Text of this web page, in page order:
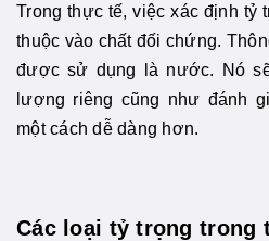
Trong thực tế, việc xác định tỷ
thuộc vào chất đối chứng.
được sử dụng là nước. Nó
lượng riêng cũng như đánh
một cách dễ dàng hơn.
Các loại tỷ trọng trong